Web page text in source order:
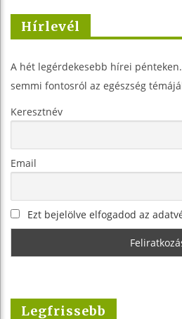
Hírlevél
A hét legérdekesebb hírei
semmi fontosról az egészség
Keresztnév
Email
Ezt bejelölve elfogadod az
Legfrissebb